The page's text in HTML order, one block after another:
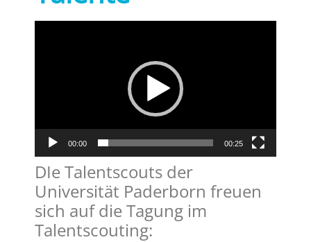
00:00 00:25
DIe Talentscouts der
Universität Paderborn freuen
sich auf die Tagung im
Talentscouting: